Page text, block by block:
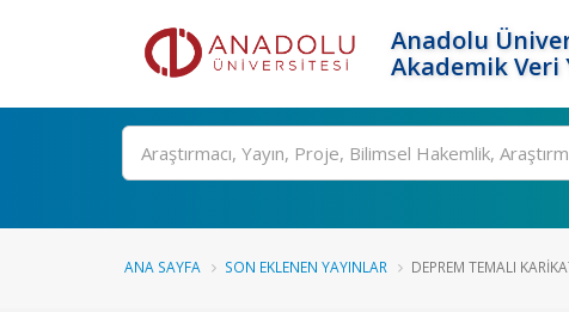
Anadolu
Akademik Veri
Ara
ANA SAYFA SON EKLENEN YAYINLAR DEPREM TEMALI